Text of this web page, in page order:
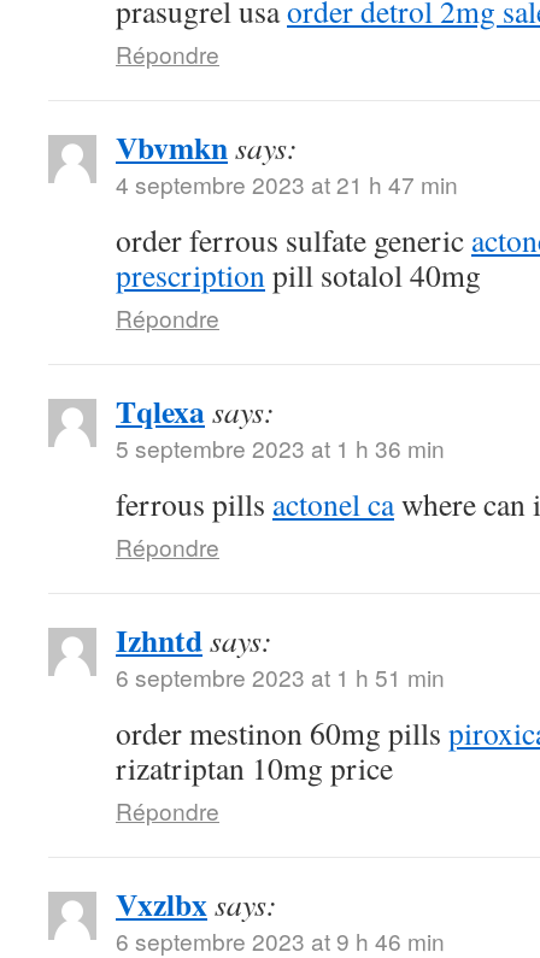
prasugrel usaorder detrol 2mg
Répondre
Vbvmknsays:
4 septembre 2023 at 21 h 47 min
order ferrous sulfate generic
prescriptionpill sotalol 40mg
Répondre
Tqlexasays:
5 septembre 2023 at 1 h 36 min
ferrous pills actonel cawhere can
Répondre
Izhntdsays:
6 septembre 2023 at 1 h 51 min
order mestinon 60mg pills
rizatriptan 10mg price
Répondre
Vxzlbxsays:
6 septembre 2023 at 9 h 46 min